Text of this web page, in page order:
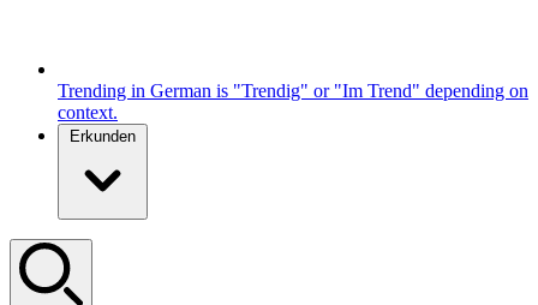
Trending in German is "Trendig" or "Im Trend" depending on
context.
Erkunden